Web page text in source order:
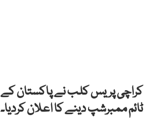
ٹائم ممبرشپ دینے کا اعلان کردیا۔